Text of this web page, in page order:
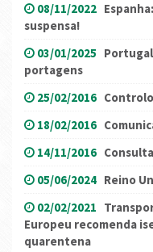
08/11/2022
suspensa!
03/01/2025
portagens
25/02/2016
18/02/2016
14/11/2016
05/06/2024 Reino
02/02/2021
Europeu recomenda
quarentena